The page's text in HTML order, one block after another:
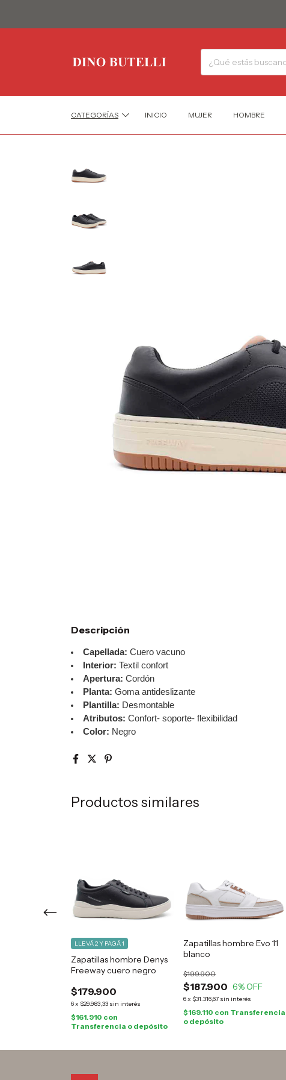
CATEGORÍAS INICIO MUJER HOMBRE
Descripción
Capellada: Cuero vacuno
Interior: Textil confort
Apertura: Cordón
Planta: Goma antideslizante
Plantilla: Desmontable
Atributos: Confort- soporte- flexibilidad
Color: Negro
Productos similares
Zapatillas hombre Denys
Freeway cuero negro
$179.900
6x $29.983,33 sin interés
LLEVÁ 2 Y PAGÁ 1
$161.910 con
Transferencia o depósito
Zapatillas hombre Evo 11
blanco
$187.900
$199.900
6% OFF
6x $31.316,67 sin interés
$169.110 con Transferencia
o depósito